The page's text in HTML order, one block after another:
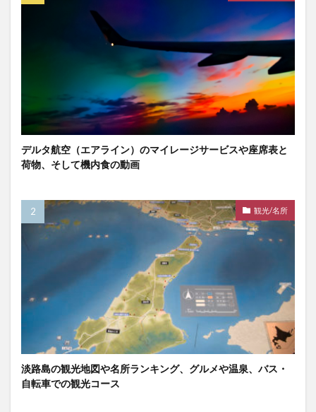
デルタ航空（エアライン）のマイレージサービスや座席表と
荷物、そして機内食の動画
観光/名所
淡路島の観光地図や名所ランキング、グルメや温泉、バス・
自転車での観光コース